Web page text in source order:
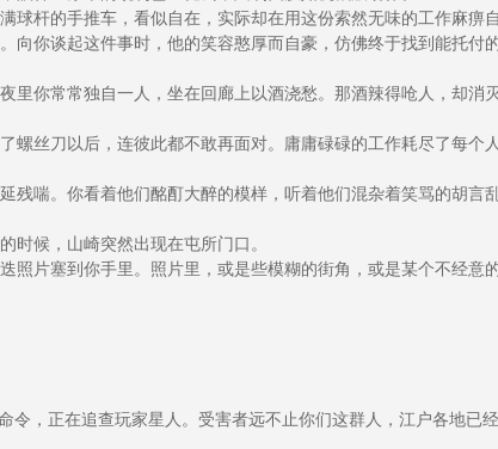
杆的手推车，看似自在，实际却在用这份索然无味的工作麻痹自
你谈起这件事时，他的笑容憨厚而自豪，仿佛终于找到能托付的
你常常独自一人，坐在回廊上以酒浇愁。那酒辣得呛人，却消
丝刀以后，连彼此都不敢再面对。庸庸碌碌的工作耗尽了每个
喘。你看着他们酩酊大醉的模样，听着他们混杂着笑骂的胡言
候，山崎突然出现在屯所门口。
片塞到你手里。照片里，或是些模糊的街角，或是某个不经意
，正在追查玩家星人。受害者远不止你们这群人，江户各地已